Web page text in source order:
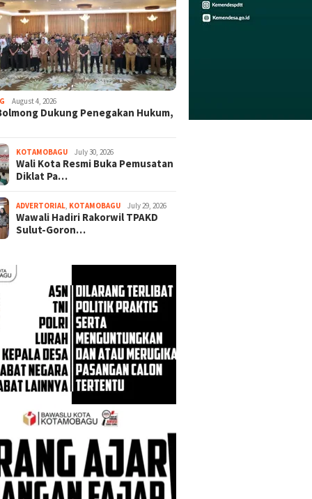
August 4, 2026
Dukung Penegakan Hukum,
KOTAMOBAGU July 30, 2026
Wali Kota Resmi Buka Pemusatan
Diklat Pa…
ADVERTORIAL, KOTAMOBAGU July 29, 2026
Wawali Hadiri Rakorwil TPAKD
Sulut-Goron…